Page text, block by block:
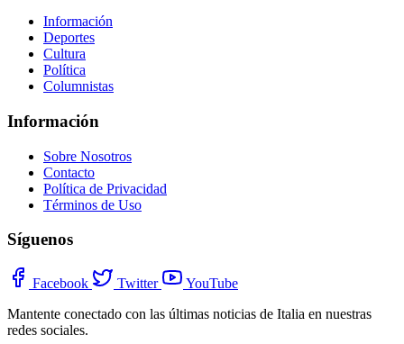
Información
Deportes
Cultura
Política
Columnistas
Información
Sobre Nosotros
Contacto
Política de Privacidad
Términos de Uso
Síguenos
Facebook Twitter
YouTube
Mantente conectado con las últimas noticias de Italia en nuestras
redes sociales.